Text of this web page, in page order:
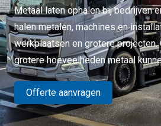
Metaal laten ophalen bij bedrijven
halen metalen, machines en
werkplaatsen en grotere
grotere hoeveelheden metaal
Offerte aanvragen